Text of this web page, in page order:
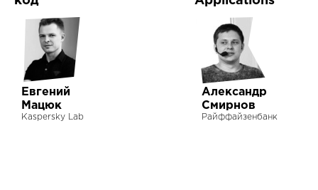
Евгений
Мацюк
Kaspersky Lab
Александр
Смирнов
Райффайзенбанк